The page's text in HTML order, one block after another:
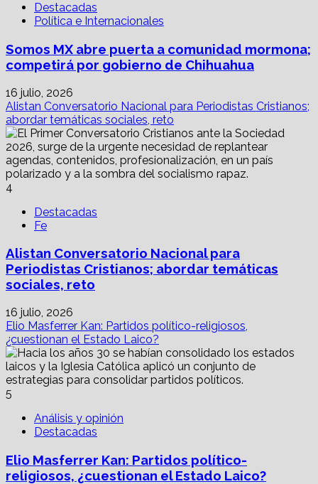
Destacadas
Política e Internacionales
Somos MX abre puerta a comunidad mormona;
competirá por gobierno de Chihuahua
16 julio, 2026
Alistan Conversatorio Nacional para Periodistas Cristianos;
abordar temáticas sociales, reto
4
Destacadas
Fe
Alistan Conversatorio Nacional para
Periodistas Cristianos; abordar temáticas
sociales, reto
16 julio, 2026
Elio Masferrer Kan: Partidos político-religiosos,
¿cuestionan el Estado Laico?
5
Análisis y opinión
Destacadas
Elio Masferrer Kan: Partidos político-
religiosos, ¿cuestionan el Estado Laico?